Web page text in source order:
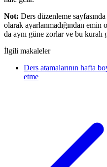
Not: Ders düzenleme sayfasında
olarak ayarlanmadığından emin
da aynı güne zorlar ve bu kuralı
İlgili makaleler
Ders atamalarının hafta
etme